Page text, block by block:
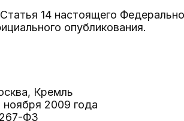
14 настоящего
опубликования.
Кремль
ноября 2009 года
ФЗ